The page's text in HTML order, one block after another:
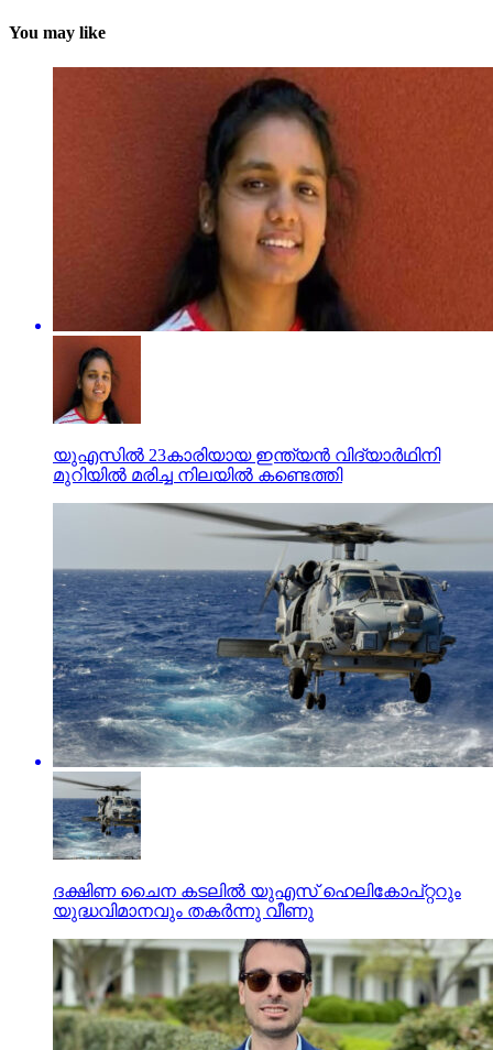
You may like
യുഎസില്‍ 23കാരിയായ ഇന്ത്യന്‍ വിദ്യാര്‍ഥിനി
മുറിയില്‍ മരിച്ച നിലയില്‍ കണ്ടെത്തി
ദക്ഷിണ ചൈന കടലില്‍ യുഎസ് ഹെലികോപ്റ്ററും
യുദ്ധവിമാനവും തകര്‍ന്നു വീണു